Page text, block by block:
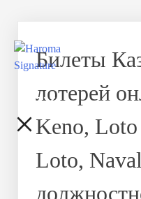
Билеты
лотерей
Keno,
Loto,